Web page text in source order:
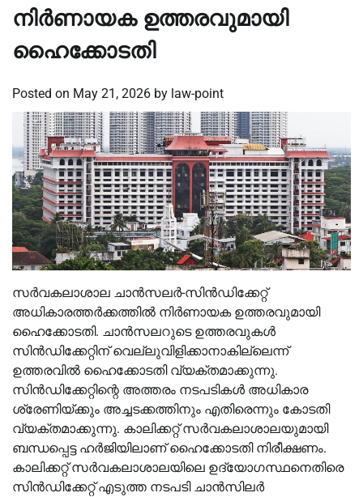
നിർണായക ഉത്തരവുമായി
ഹൈക്കോടതി
Posted on May 21, 2026 by law-point
സർവകലാശാല ചാൻസലർ-സിൻഡിക്കേറ്റ്
അധികാരത്തർക്കത്തിൽ നിർണായക ഉത്തരവുമായി
ഹൈക്കോടതി. ചാൻസലറുടെ ഉത്തരവുകൾ
സിൻഡിക്കേറ്റിന് വെല്ലുവിളിക്കാനാകില്ലെന്ന്
ഉത്തരവിൽ ഹൈക്കോടതി വ്യക്തമാക്കുന്നു.
സിൻഡിക്കേറ്റിന്റെ അത്തരം നടപടികൾ അധികാര
ശ്രേണിയ്ക്കും അച്ചടക്കത്തിനും എതിരെന്നും കോടതി
വ്യക്തമാക്കുന്നു. കാലിക്കറ്റ് സർവകലാശാലയുമായി
ബന്ധപ്പെട്ട ഹർജിയിലാണ് ഹൈക്കോടതി നിരീക്ഷണം.
കാലിക്കറ്റ് സർവകലാശാലയിലെ ഉദ്യോഗസ്ഥനെതിരെ
സിൻഡിക്കേറ്റ് എടുത്ത നടപടി ചാൻസിലർ